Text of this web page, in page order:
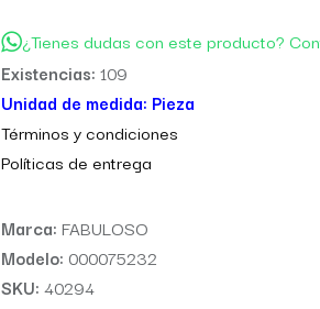
¿Tienes dudas con este producto?
Existencias: 109
Unidad de medida: Pieza
Términos y condiciones
Políticas de entrega
Marca: FABULOSO
Modelo: 000075232
SKU: 40294